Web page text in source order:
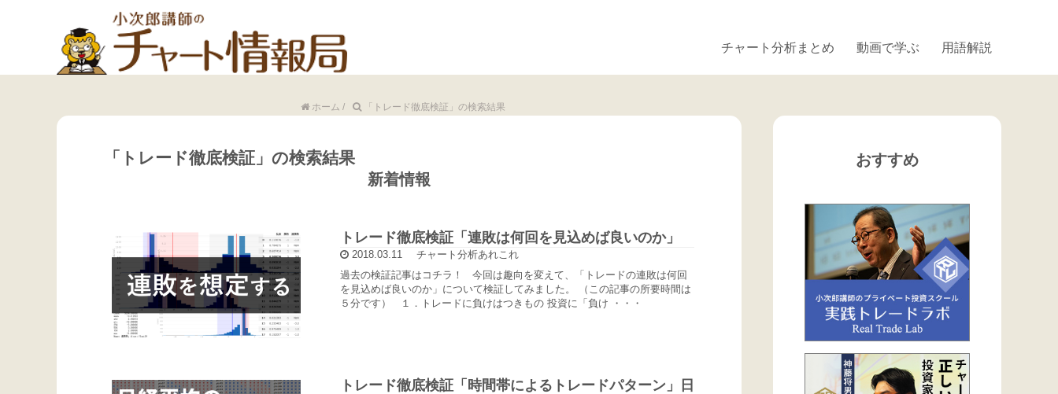
チャート分析まとめ 動画で学ぶ 用語解説
ホーム / 「トレード徹底検証」の検索結果
「トレード徹底検証」の検索結果
新着情報
トレード徹底検証「連敗は何回を見込めば良いのか」
2018.03.11
チャート分析あれこれ
過去の検証記事はコチラ！ 今回は趣向を変えて、「トレードの連敗は何回
を見込めば良いのか」について検証してみました。 （この記事の所要時間は
５分です） １．トレードに負けはつきもの 投資に「負け ・・・
トレード徹底検証「時間帯によるトレードパターン」日
おすすめ